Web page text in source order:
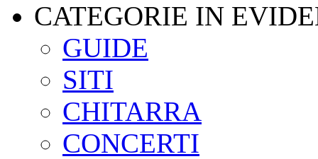
CATEGORIE IN
GUIDE
SITI
CHITARRA
CONCERTI